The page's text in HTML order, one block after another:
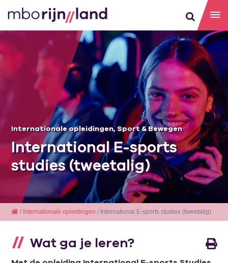
Internationale opleidingen,Sport & Bewegen
International E-sports
studies (tweetalig)
/ Internationale opleidingen / International E-sports studies (tweetalig)
Wat ga je leren?